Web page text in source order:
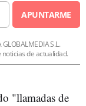
APUNTARME
S.L.
de actualidad.
"llamadas de